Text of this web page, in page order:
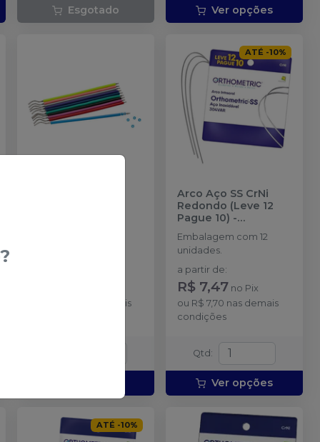
Esgotado Ver opções
nas demais
ATÉ -10%
Arco Aço SS CrNi
Redondo (Leve 12
Pague 10) -
ORTHOMETRIC
Embalagem com 12
unidades.
a partir de:
R$ 7,47 no Pix
ou R$ 7,70 nas demais
condições
Qtd :
Ver opções
ATÉ -10%